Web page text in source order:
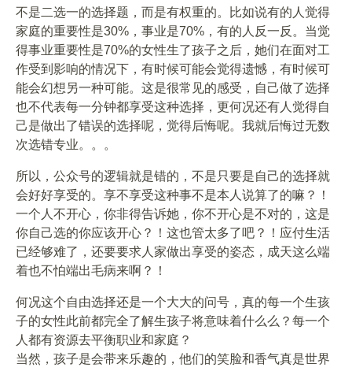
不是二选一的选择题，而是有权重的。比如说有的人觉得
家庭的重要性是30%，事业是70%，有的人反一反。当觉
得事业重要性是70%的女性生了孩子之后，她们在面对工
作受到影响的情况下，有时候可能会觉得遗憾，有时候可
能会幻想另一种可能。这是很常见的感受，自己做了选择
也不代表每一分钟都享受这种选择，更何况还有人觉得自
己是做出了错误的选择呢，觉得后悔呢。我就后悔过无数
次选错专业。。。
所以，公众号的逻辑就是错的，不是只要是自己的选择就
会好好享受的。享不享受这种事不是本人说算了的嘛？！
一个人不开心，你非得告诉她，你不开心是不对的，这是
你自己选的你应该开心？！这也管太多了吧？！应付生活
已经够难了，还要要求人家做出享受的姿态，成天这么端
着也不怕端出毛病来啊？！
何况这个自由选择还是一个大大的问号，真的每一个生孩
子的女性此前都完全了解生孩子将意味着什么么？每一个
人都有资源去平衡职业和家庭？
当然，孩子是会带来乐趣的，他们的笑脸和香气真是世界